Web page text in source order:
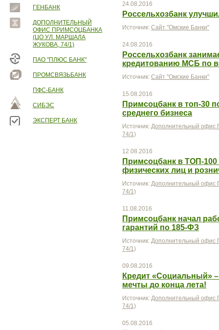
ГЕНБАНК
ДОПОЛНИТЕЛЬНЫЙ
ОФИС ПРИМСОЦБАНКА
(ЦО УЛ. МАРШАЛА
ЖУКОВА, 74/1)
ПАО "ПЛЮС БАНК"
ПРОМСВЯЗЬБАНК
ПФС-БАНК
СИБЭС
ЭКСПЕРТ БАНК
24.08.2016
Россельхозбанк
Источник: Сайт "Омские Банки"
24.08.2016
Россельхозбанк
кредитованию МСБ по
Источник: Сайт "Омские Банки"
15.08.2016
Примсоцбанк в топ-30
среднего бизнеса
Источник: Дополнительный офис
74/1)
12.08.2016
Примсоцбанк в ТОП-
физических лиц и
Источник: Дополнительный офис
74/1)
11.08.2016
Примсоцбанк начал
гарантий по 185-ФЗ
Источник: Дополнительный офис
74/1)
09.08.2016
Кредит «Социальный»
мечты до конца лета!
Источник: Дополнительный офис
74/1)
05.08.2016